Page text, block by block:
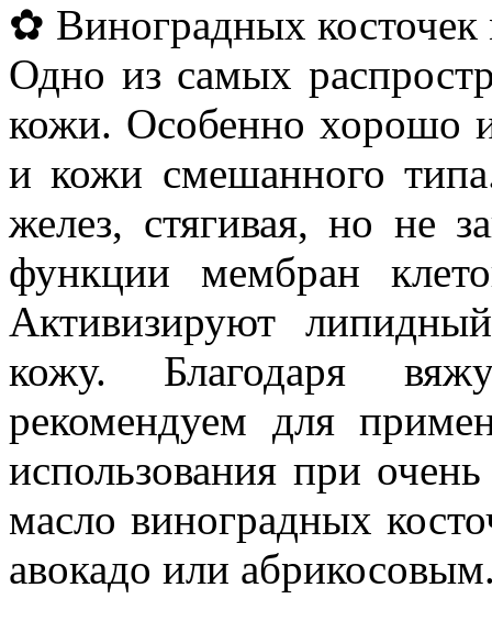
✿ Виноградных косточек
Одно из самых
кожи. Особенно хорошо
и кожи смешанного
желез, стягивая, но не
функции мембран
Активизируют
кожу. Благодаря
рекомендуем для
использования при
масло виноградных
авокадо или